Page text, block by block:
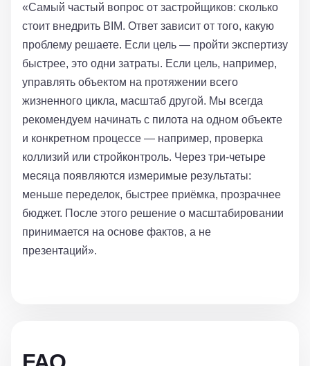
«Самый частый вопрос от застройщиков: сколько
стоит внедрить BIM. Ответ зависит от того, какую
проблему решаете. Если цель — пройти экспертизу
быстрее, это одни затраты. Если цель, например,
управлять объектом на протяжении всего
жизненного цикла, масштаб другой. Мы всегда
рекомендуем начинать с пилота на одном объекте
и конкретном процессе — например, проверка
коллизий или стройконтроль. Через три-четыре
месяца появляются измеримые результаты:
меньше переделок, быстрее приёмка, прозрачнее
бюджет. После этого решение о масштабировании
принимается на основе фактов, а не
презентаций».